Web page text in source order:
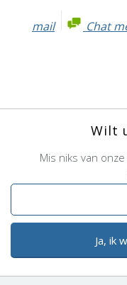
mail Chat
Wilt
Mis niks van
Ja, ik